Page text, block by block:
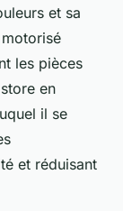
et sa
les pièces
en
il se
et réduisant